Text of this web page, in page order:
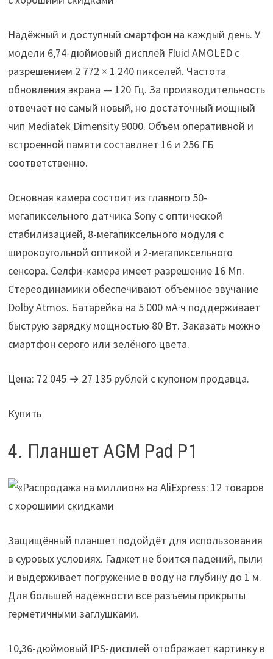
Надёжный и доступный смартфон на каждый день. У
модели 6,74-дюймовый дисплей Fluid AMOLED с
разрешением 2 772 × 1 240 пикселей. Частота
обновления экрана — 120 Гц. За производительность
отвечает не самый новый, но достаточный мощный
чип Mediatek Dimensity 9000. Объём оперативной и
встроенной памяти составляет 16 и 256 ГБ
соответственно.
Основная камера состоит из главного 50-
мегапиксельного датчика Sony с оптической
стабилизацией, 8-мегапиксельного модуля с
широкоугольной оптикой и 2-мегапиксельного
сенсора. Селфи-камера имеет разрешение 16 Мп.
Стереодинамики обеспечивают объёмное звучание
Dolby Atmos. Батарейка на 5 000 мА·ч поддерживает
быструю зарядку мощностью 80 Вт. Заказать можно
смартфон серого или зелёного цвета.
Цена: 72 045 → 27 135 рублей с купоном продавца.
Купить
4. Планшет AGM Pad P1
Защищённый планшет подойдёт для использования
в суровых условиях. Гаджет не боится падений, пыли
и выдерживает погружение в воду на глубину до 1 м.
Для большей надёжности все разъёмы прикрыты
герметичными заглушками.
10,36-дюймовый IPS-дисплей отображает картинку в